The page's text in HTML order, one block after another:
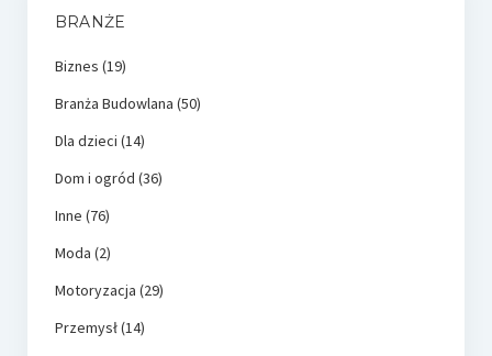
BRANŻE
Biznes (19)
Branża Budowlana (50)
Dla dzieci (14)
Dom i ogród (36)
Inne (76)
Moda (2)
Motoryzacja (29)
Przemysł(14)